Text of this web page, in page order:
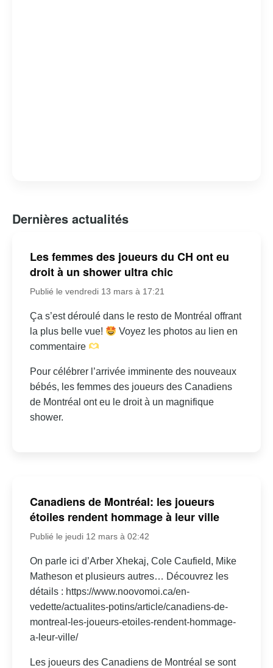
Dernières actualités
Les femmes des joueurs du CH ont eu
droit à un shower ultra chic
Publié le vendredi 13 mars à 17:21
Ça s’est déroulé dans le resto de Montréal offrant
la plus belle vue!
Voyez les photos au lien en
commentaire
Pour célébrer l’arrivée imminente des nouveaux
bébés, les femmes des joueurs des Canadiens
de Montréal ont eu le droit à un magnifique
shower.
Canadiens de Montréal: les joueurs
étoiles rendent hommage à leur ville
Publié le jeudi 12 mars à 02:42
On parle ici d’Arber Xhekaj, Cole Caufield, Mike
Matheson et plusieurs autres… Découvrez les
détails : https://www.noovomoi.ca/en-
vedette/actualites-potins/article/canadiens-de-
montreal-les-joueurs-etoiles-rendent-hommage-
a-leur-ville/
Les joueurs des Canadiens de Montréal se sont